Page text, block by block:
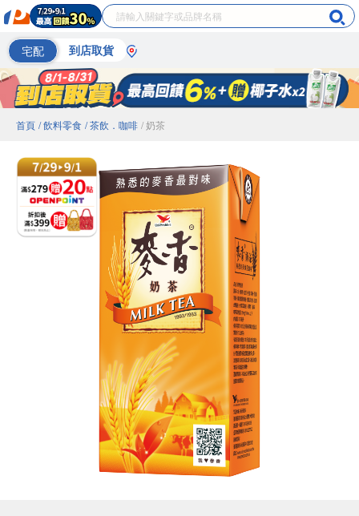
宅配 到店取貨
首頁 / 飲料零食 / 茶飲．咖啡 / 奶茶